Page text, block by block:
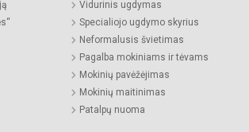
Vidurinis ugdymas
Specialiojo ugdymo skyrius
Neformalusis švietimas
Pagalba mokiniams ir tėvams
Mokinių pavėžėjimas
Mokinių maitinimas
Patalpų nuoma